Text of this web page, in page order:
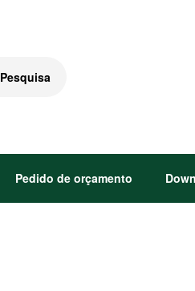
Pesquisa
Pedido de orçamento